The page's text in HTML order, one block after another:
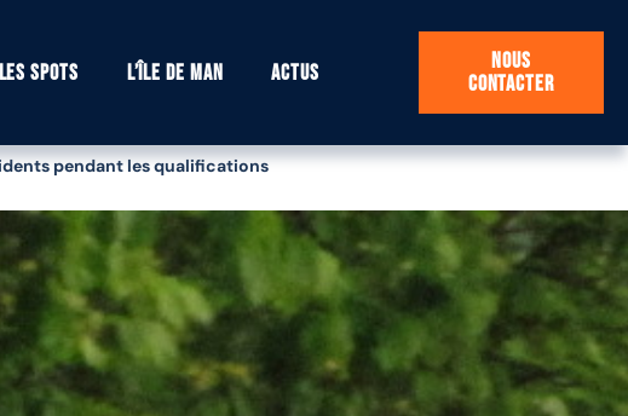
Les spots L’île de Man Actus
Nous
contacter
pendant les qualifications